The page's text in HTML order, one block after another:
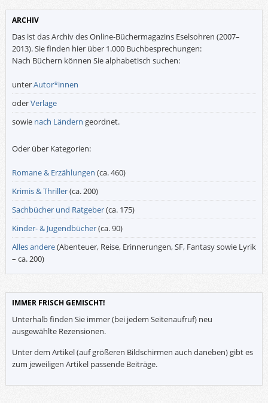
ARCHIV
Das ist das Archiv des Online-Büchermagazins Eselsohren (2007–
2013). Sie finden hier über 1.000 Buchbesprechungen:
Nach Büchern können Sie alphabetisch suchen:
unterAutor*innen
oderVerlage
sowie nach Ländern geordnet.
Oder über Kategorien:
Romane & Erzählungen (ca. 460)
Krimis & Thriller(ca. 200)
Sachbücher und Ratgeber(ca. 175)
Kinder- & Jugendbücher(ca. 90)
Alles andere(Abenteuer, Reise, Erinnerungen, SF, Fantasy sowie Lyrik
– ca. 200)
IMMER FRISCH GEMISCHT!
Unterhalb finden Sie immer (bei jedem Seitenaufruf) neu
ausgewählte Rezensionen.
Unter dem Artikel (auf größeren Bildschirmen auch daneben) gibt es
zum jeweiligen Artikel passende Beiträge.